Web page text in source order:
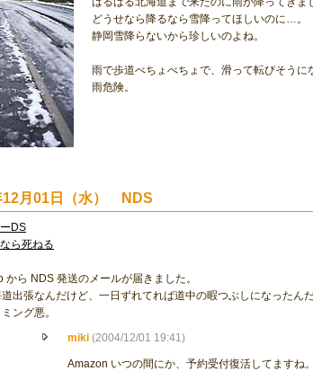
どうせなら降るなら雪降ってほしいのに…。
静岡雪降らないから珍しいのよね。
雨で歩道べちょべちょで、滑って転びそうに
雨危険。
12月01日（水） NDS
DS
ら死ねる
から NDS 発送のメールが届きました。
出張なんだけど、一日ずれてれば道中の暇つぶしになったん
ング悪。
miki (2004/12/01 19:41)
Amazon いつの間にか、予約受付復活してますね。